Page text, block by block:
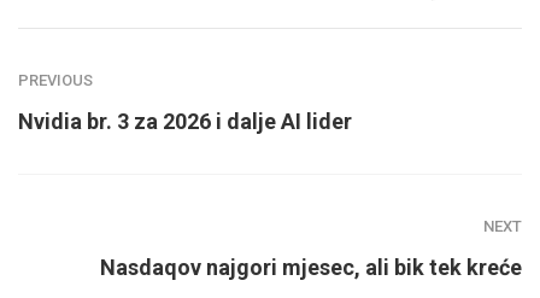
PREVIOUS
Nvidia br. 3 za 2026 i dalje AI lider
NEXT
Nasdaqov najgori mjesec, ali bik tek kreće